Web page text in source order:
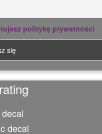
politykę prywatności
decal